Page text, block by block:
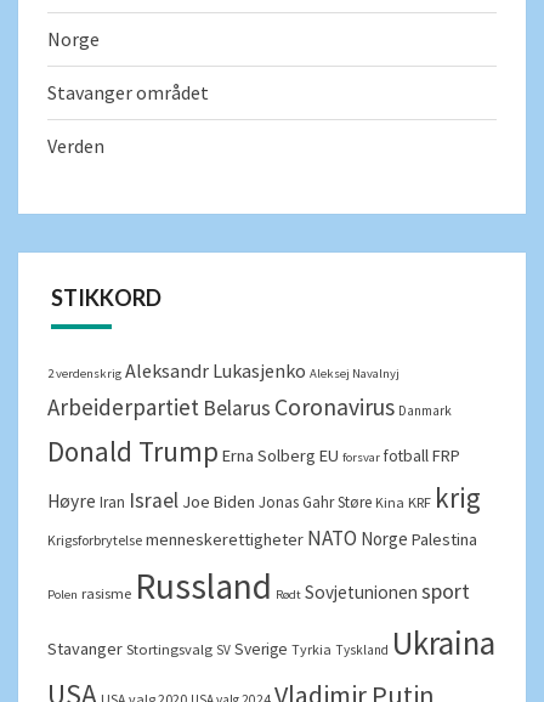
Norge
Stavanger området
Verden
STIKKORD
2 verdenskrig Aleksandr Lukasjenko Aleksej Navalnyj
Arbeiderpartiet Belarus Coronavirus Danmark
Donald Trump Erna Solberg EU forsvar fotballFRP
Høyre Iran Israel Joe Biden Jonas Gahr Støre Kina KRF krig
Krigsforbrytelse menneskerettigheter NATO Norge Palestina
Polen rasisme Russland Rødt Sovjetunionen sport
Stavanger Stortingsvalg SV Sverige Tyrkia Tyskland Ukraina
USA Vladimir Putin